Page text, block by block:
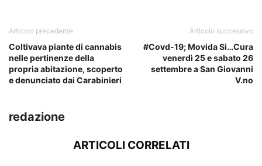
Articolo precedente
Coltivava piante di cannabis
nelle pertinenze della
propria abitazione, scoperto
e denunciato dai Carabinieri
Articolo successivo
#Covd-19; Movida Si…Cura
venerdì 25 e sabato 26
settembre a San Giovanni
V.no
redazione
ARTICOLI CORRELATI